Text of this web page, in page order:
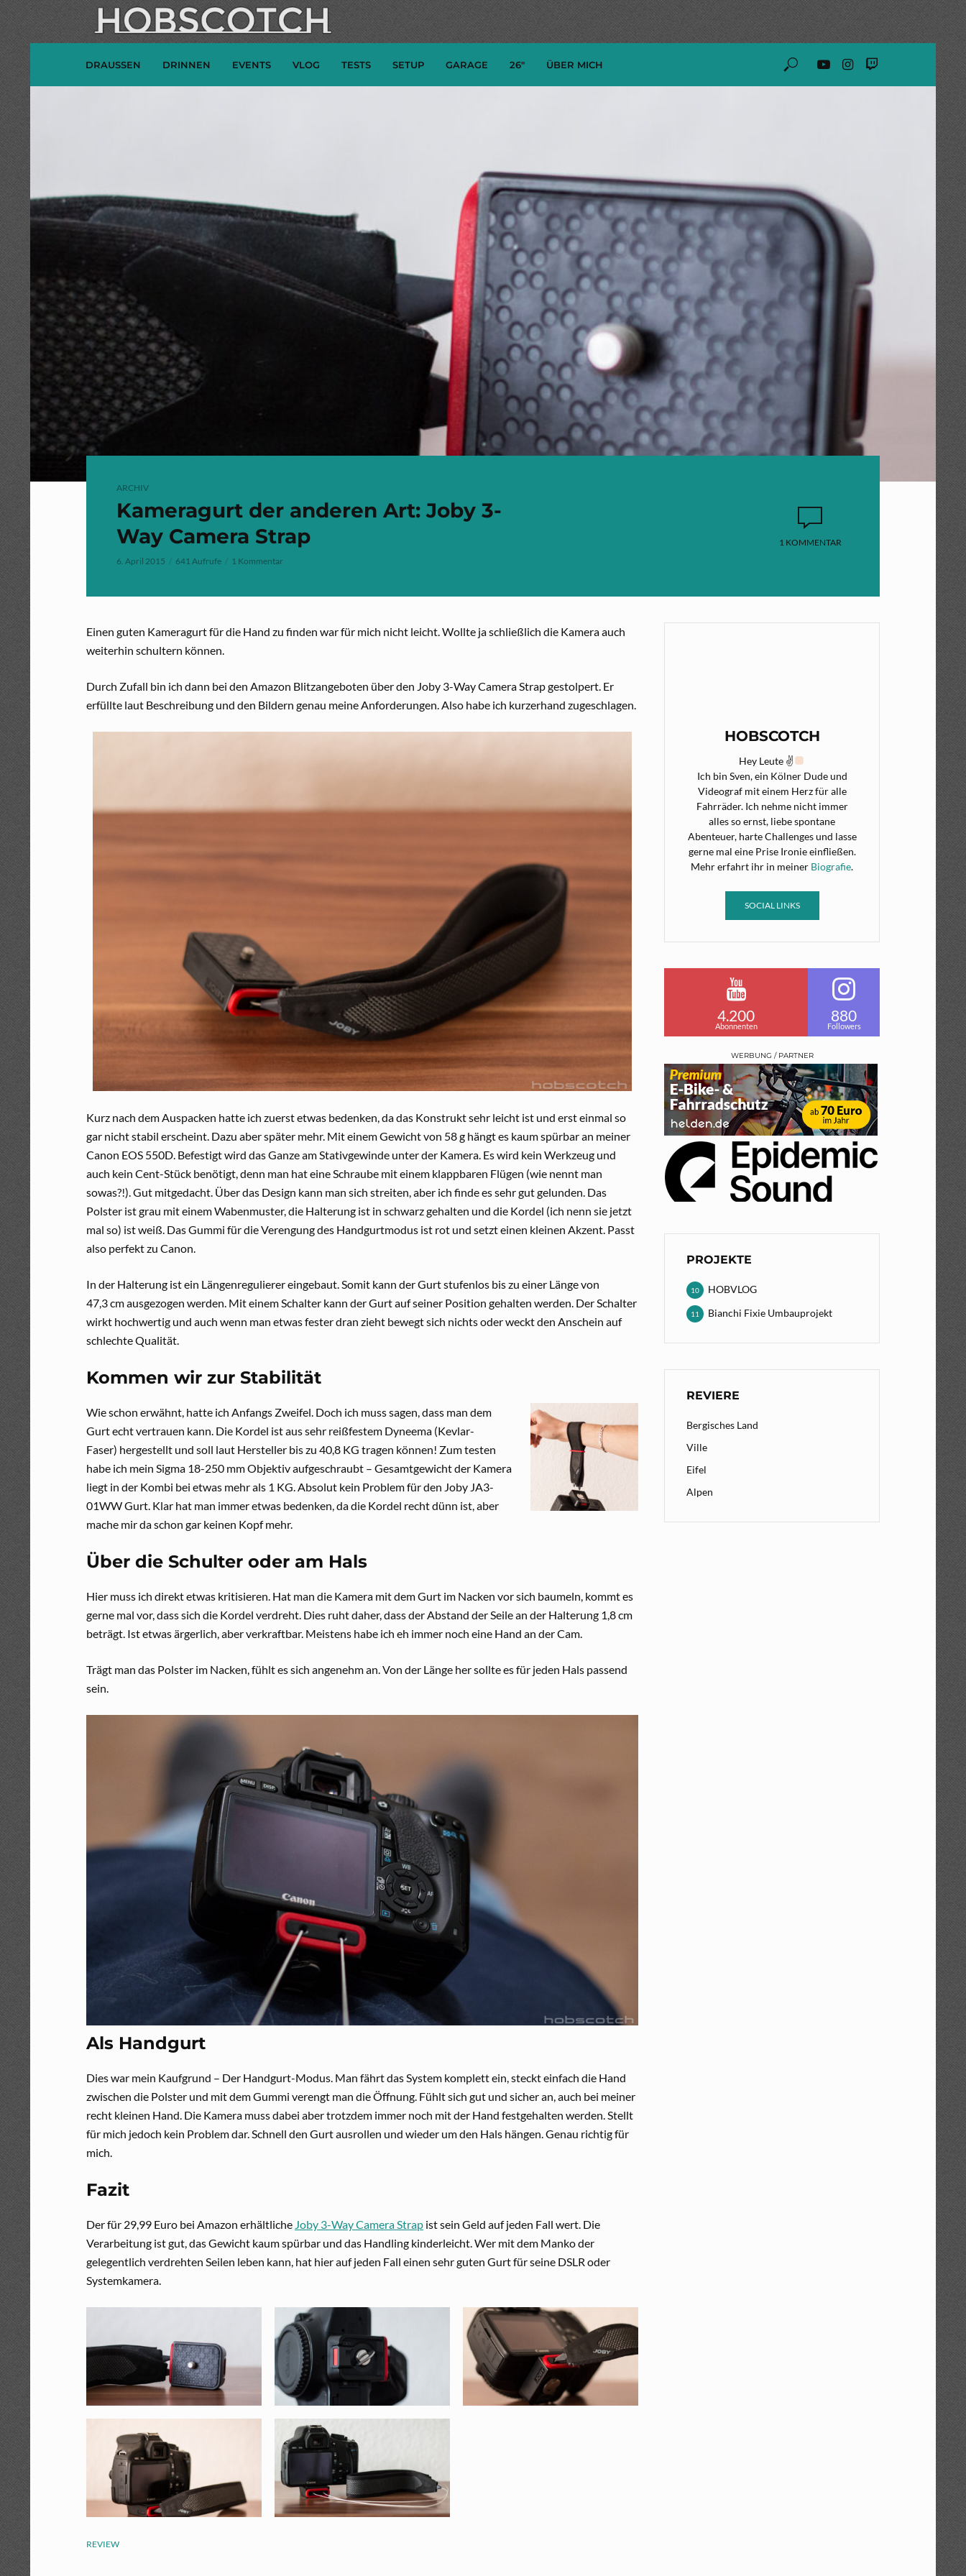
DRAUSSEN DRINNEN EVENTS VLOG TESTS SETUP GARAGE 26″ ÜBER MICH
ARCHIV
Kameragurt der anderen Art: Joby 3-
Way Camera Strap
6. April 2015 641 Aufrufe 1 Kommentar
1 KOMMENTAR
Einen guten Kameragurt für die Hand zu finden war für mich nicht leicht. Wollte ja schließlich die Kamera auch
weiterhin schultern können.
Durch Zufall bin ich dann bei den Amazon Blitzangeboten über den Joby 3-Way Camera Strap gestolpert. Er
erfüllte laut Beschreibung und den Bildern genau meine Anforderungen. Also habe ich kurzerhand zugeschlagen.
Kurz nach dem Auspacken hatte ich zuerst etwas bedenken, da das Konstrukt sehr leicht ist und erst einmal so
gar nicht stabil erscheint. Dazu aber später mehr. Mit einem Gewicht von 58 g hängt es kaum spürbar an meiner
Canon EOS 550D. Befestigt wird das Ganze am Stativgewinde unter der Kamera. Es wird kein Werkzeug und
auch kein Cent-Stück benötigt, denn man hat eine Schraube mit einem klappbaren Flügen (wie nennt man
sowas?!). Gut mitgedacht. Über das Design kann man sich streiten, aber ich finde es sehr gut gelunden. Das
Polster ist grau mit einem Wabenmuster, die Halterung ist in schwarz gehalten und die Kordel (ich nenn sie jetzt
mal so) ist weiß. Das Gummi für die Verengung des Handgurtmodus ist rot und setzt einen kleinen Akzent. Passt
also perfekt zu Canon.
In der Halterung ist ein Längenregulierer eingebaut. Somit kann der Gurt stufenlos bis zu einer Länge von
47,3 cm ausgezogen werden. Mit einem Schalter kann der Gurt auf seiner Position gehalten werden. Der Schalter
wirkt hochwertig und auch wenn man etwas fester dran zieht bewegt sich nichts oder weckt den Anschein auf
schlechte Qualität.
Kommen wir zur Stabilität
Wie schon erwähnt, hatte ich Anfangs Zweifel. Doch ich muss sagen, dass man dem
Gurt echt vertrauen kann. Die Kordel ist aus sehr reißfestem Dyneema (Kevlar-
Faser) hergestellt und soll laut Hersteller bis zu 40,8 KG tragen können! Zum testen
habe ich mein Sigma 18-250 mm Objektiv aufgeschraubt – Gesamtgewicht der Kamera
liegt in der Kombi bei etwas mehr als 1 KG. Absolut kein Problem für den Joby JA3-
01WW Gurt. Klar hat man immer etwas bedenken, da die Kordel recht dünn ist, aber
mache mir da schon gar keinen Kopf mehr.
Über die Schulter oder am Hals
Hier muss ich direkt etwas kritisieren. Hat man die Kamera mit dem Gurt im Nacken vor sich baumeln, kommt es
gerne mal vor, dass sich die Kordel verdreht. Dies ruht daher, dass der Abstand der Seile an der Halterung 1,8 cm
beträgt. Ist etwas ärgerlich, aber verkraftbar. Meistens habe ich eh immer noch eine Hand an der Cam.
Trägt man das Polster im Nacken, fühlt es sich angenehm an. Von der Länge her sollte es für jeden Hals passend
sein.
Als Handgurt
Dies war mein Kaufgrund – Der Handgurt-Modus. Man fährt das System komplett ein, steckt einfach die Hand
zwischen die Polster und mit dem Gummi verengt man die Öffnung. Fühlt sich gut und sicher an, auch bei meiner
recht kleinen Hand. Die Kamera muss dabei aber trotzdem immer noch mit der Hand festgehalten werden. Stellt
für mich jedoch kein Problem dar. Schnell den Gurt ausrollen und wieder um den Hals hängen. Genau richtig für
mich.
Fazit
Der für 29,99 Euro bei Amazon erhältliche Joby 3-Way Camera Strap ist sein Geld auf jeden Fall wert. Die
Verarbeitung ist gut, das Gewicht kaum spürbar und das Handling kinderleicht. Wer mit dem Manko der
gelegentlich verdrehten Seilen leben kann, hat hier auf jeden Fall einen sehr guten Gurt für seine DSLR oder
Systemkamera.
REVIEW
HOBSCOTCH
Hey Leute ✌
Ich bin Sven, ein Kölner Dude und
Videograf mit einem Herz für alle
Fahrräder. Ich nehme nicht immer
alles so ernst, liebe spontane
Abenteuer, harte Challenges und lasse
gerne mal eine Prise Ironie einfließen.
Mehr erfahrt ihr in meiner Biografie.
SOCIAL LINKS
4.200
Abonnenten
880
Followers
WERBUNG / PARTNER
PROJEKTE
HOBVLOG
10
Bianchi Fixie Umbauprojekt
11
REVIERE
Bergisches Land
Ville
Eifel
Alpen